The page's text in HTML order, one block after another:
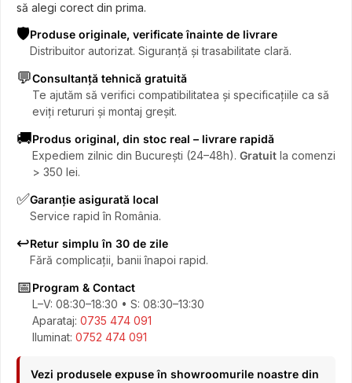
să alegi corect din prima.
🛡️Produse originale, verificate înainte de livrare
Distribuitor autorizat. Siguranță și trasabilitate clară.
💬Consultanță tehnică gratuită
Te ajutăm să verifici compatibilitatea și specificațiile ca să
eviți retururi și montaj greșit.
🚚Produs original, din stoc real – livrare rapidă
Expediem zilnic din București (24–48h). Gratuit la comenzi
> 350 lei.
✅Garanție asigurată local
Service rapid în România.
↩️Retur simplu în 30 de zile
Fără complicații, banii înapoi rapid.
📅Program & Contact
L–V: 08:30–18:30 • S: 08:30–13:30
Aparataj: 0735 474 091
Iluminat: 0752 474 091
Vezi produsele expuse în showroomurile noastre din